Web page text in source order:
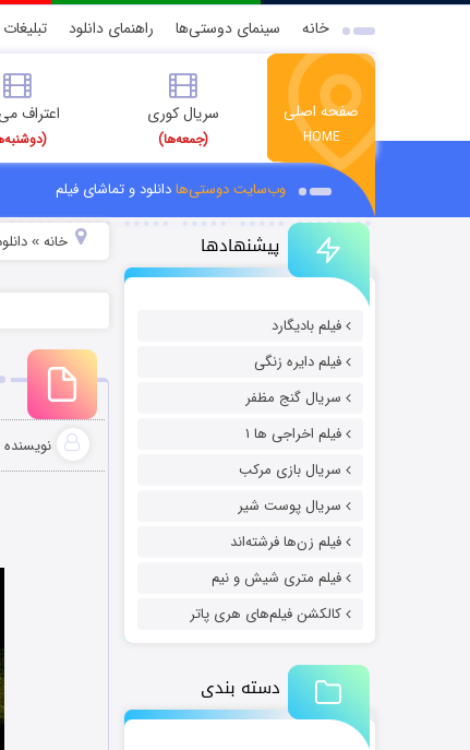
خانه سینمای دوستی‌ها راهنمای دانلود تبلیغات
صفحه اصلی
HOME
سریال کوری
(جمعه‌ها)
اعتراف
وب‌سایت دوستی‌هادانلود و تماشای فیلم
پیشنهادها
فیلم بادیگارد
فیلم دایره زنگی
سریال گنج مظفر
فیلم اخراجی ها ۱
سریال بازی مرکب
سریال پوست شیر
فیلم زن‌ها فرشته‌اند
فیلم متری شیش و نیم
کالکشن فیلم‌های هری پاتر
دسته بندی
خانه»
نویسنده